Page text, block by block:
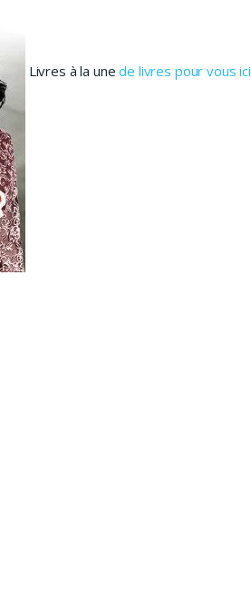
Livres à la unede livres pour vous ici